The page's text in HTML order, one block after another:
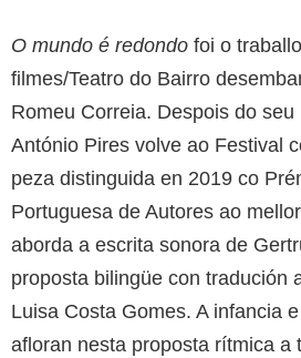
O mundo é redondo foi o
filmes/Teatro do Bairro
Romeu Correia. Despois do seu
António Pires volve ao Festival
peza distinguida en 2019 co
Portuguesa de Autores ao
aborda a escrita sonora de
proposta bilingüe con tradución
Luisa Costa Gomes. A infancia
afloran nesta proposta rítmica a